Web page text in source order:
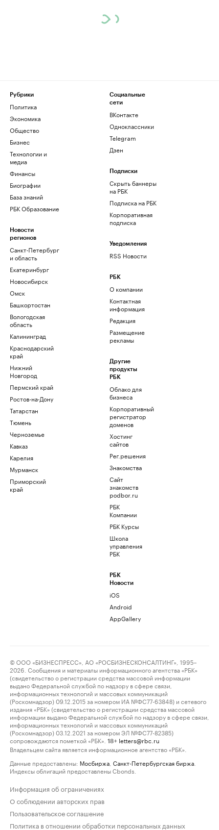
Рубрики
Политика
Экономика
Общество
Бизнес
Технологии и
медиа
Финансы
Биографии
База знаний
РБК Образование
Новости
регионов
Санкт-Петербург
и область
Екатеринбург
Новосибирск
Омск
Башкортостан
Вологодская
область
Калининград
Краснодарский
край
Нижний
Новгород
Пермский край
Ростов-на-Дону
Татарстан
Тюмень
Черноземье
Кавказ
Карелия
Мурманск
Приморский
край
Социальные
сети
ВКонтакте
Одноклассники
Telegram
Дзен
Подписки
Скрыть баннеры
на РБК
Подписка на РБК
Корпоративная
подписка
Уведомления
RSS Новости
РБК
О компании
Контактная
информация
Редакция
Размещение
рекламы
Другие
продукты
РБК
Облако для
бизнеса
Корпоративный
регистратор
доменов
Хостинг
сайтов
Рег.решения
Знакомства
Сайт
знакомств
podbor.ru
РБК
Компании
РБК Курсы
Школа
управления
РБК
РБК
Новости
iOS
Android
AppGallery
© ООО «БИЗНЕСПРЕСС», АО «РОСБИЗНЕСКОНСАЛТИНГ», 1995–
2026. Сообщения и материалы информационного агентства «РБК»
(свидетельство о регистрации средства массовой информации
выдано Федеральной службой по надзору в сфере связи,
информационных технологий и массовых коммуникаций
(Роскомнадзор) 09.12.2015 за номером ИА №ФС77-63848) и сетевого
издания «РБК» (свидетельство о регистрации средства массовой
информации выдано Федеральной службой по надзору в сфере связи,
информационных технологий и массовых коммуникаций
(Роскомнадзор) 03.12.2021 за номером ЭЛ №ФС77-82385)
сопровождаются пометкой «РБК».
18+ letters@rbc.ru
Владельцем сайта является информационное агентство «РБК».
Данные предоставлены: Мосбиржа Санкт-Петербургская биржа
Индексы облигаций предоставлены Cbonds.
Информация об ограничениях
О соблюдении авторских прав
Пользовательское соглашение
Политика в отношении обработки персональных данных